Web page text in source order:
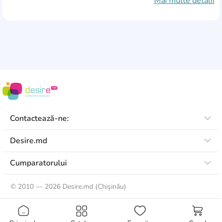
Material 3
Contactează-ne:
Desire.md
Cumparatorului
© 2010 — 2026 Desire.md (Chişinău)